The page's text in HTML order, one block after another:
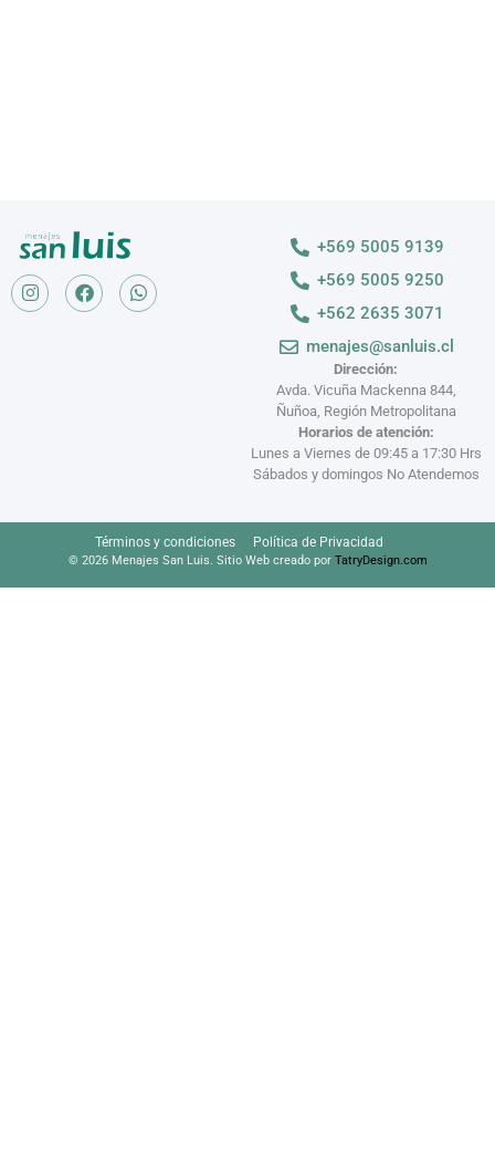
Dirección:
Avda. Vicuña Mackenna 844,
Ñuñoa, Región Metropolitana
Horarios de atención:
Lunes a Viernes de 09:45 a 17:30 Hrs
Sábados y domingos No Atendemos
+569 5005 9139
+569 5005 9250
+562 2635 3071
menajes@sanluis.cl
Términos y condiciones Política de Privacidad
© 2026 Menajes San Luis. Sitio Web creado por TatryDesign.com